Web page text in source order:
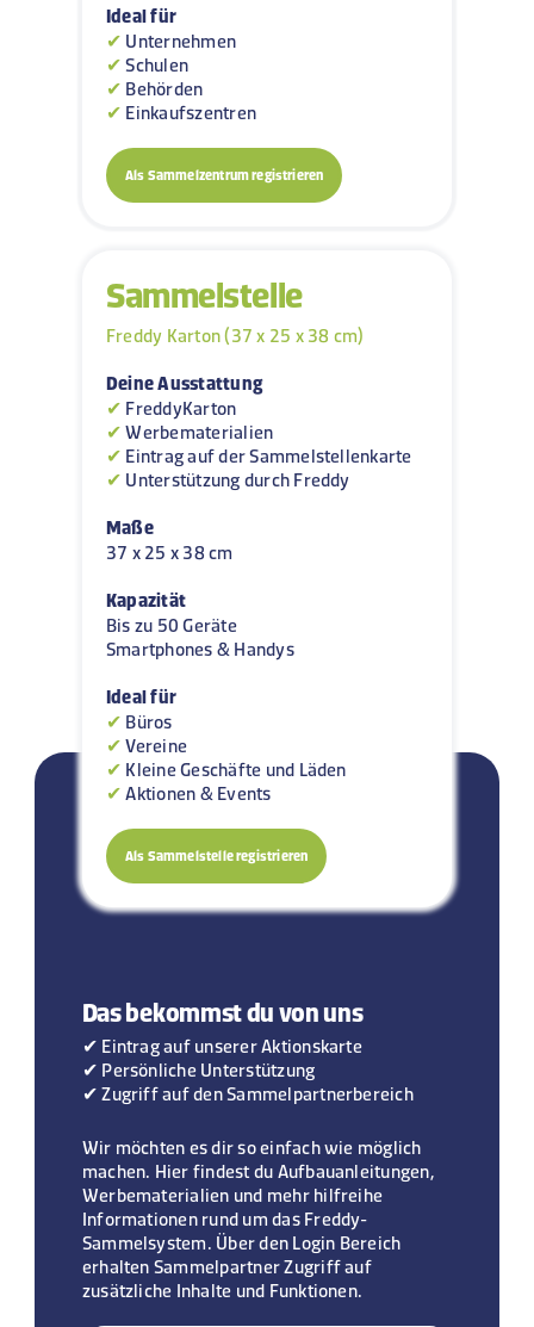
Ideal für
✔ Unternehmen
✔Schulen
✔ Behörden
✔ Einkaufszentren
Als Sammelzentrum registrieren
Sammelstelle
Freddy Karton (37 x 25 x 38 cm)
Deine Ausstattung
✔ FreddyKarton
✔Werbematerialien
✔ Eintrag auf der Sammelstellenkarte
✔ Unterstützung durch Freddy
Maße
37 x 25 x 38 cm
Kapazität
Bis zu 50 Geräte
Smartphones & Handys
Ideal für
✔ Büros
✔Vereine
✔ Kleine Geschäfte und Läden
✔Aktionen & Events
Als Sammelstelle registrieren
Das bekommst du von uns
✔ Eintrag auf unserer Aktionskarte
✔ Persönliche Unterstützung
✔ Zugriff auf den Sammelpartnerbereich
Wir möchten es dir so einfach wie möglich
machen. Hier findest du Aufbauanleitungen,
Werbematerialien und mehr hilfreihe
Informationen rund um das Freddy-
Sammelsystem. Über den Login Bereich
erhalten Sammelpartner Zugriff auf
zusätzliche Inhalte und Funktionen.